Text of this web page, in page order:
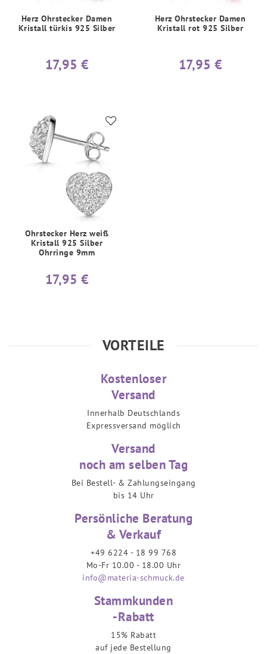
Herz Ohrstecker Damen
Kristall türkis 925 Silber
17,95 €
Herz Ohrstecker Damen
Kristall rot 925 Silber
17,95 €
Ohrstecker Herz weiß
Kristall 925 Silber
Ohrringe 9mm
17,95 €
VORTEILE
Kostenloser
Versand
Innerhalb Deutschlands
Expressversand möglich
Versand
noch am selben Tag
Bei Bestell- & Zahlungseingang
bis 14 Uhr
Persönliche Beratung
& Verkauf
+49 6224 - 18 99 768
Mo-Fr 10.00 - 18.00 Uhr
info@materia-schmuck.de
Stammkunden
-Rabatt
15% Rabatt
auf jede Bestellung